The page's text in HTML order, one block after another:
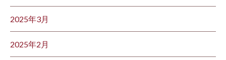
2025年3月
2025年2月